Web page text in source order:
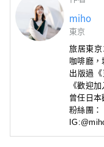
miho
東京
旅居東京
咖啡廳，
出版過《
《歡迎
曾任日本
粉絲團：